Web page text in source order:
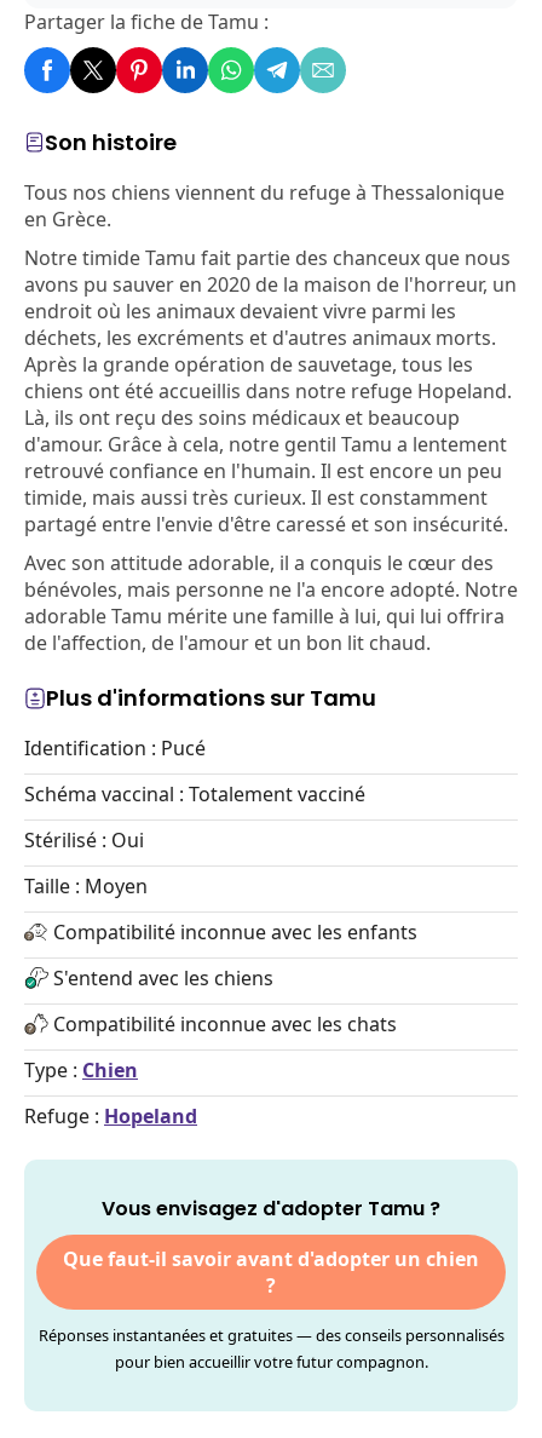
Son histoire
Tous nos chiens viennent du refuge à Thessalonique
en Grèce.
Notre timide Tamu fait partie des chanceux que nous
avons pu sauver en 2020 de la maison de l'horreur, un
endroit où les animaux devaient vivre parmi les
déchets, les excréments et d'autres animaux morts.
Après la grande opération de sauvetage, tous les
chiens ont été accueillis dans notre refuge Hopeland.
Là, ils ont reçu des soins médicaux et beaucoup
d'amour. Grâce à cela, notre gentil Tamu a lentement
retrouvé confiance en l'humain. Il est encore un peu
timide, mais aussi très curieux. Il est constamment
partagé entre l'envie d'être caressé et son insécurité.
Avec son attitude adorable, il a conquis le cœur des
bénévoles, mais personne ne l'a encore adopté. Notre
adorable Tamu mérite une famille à lui, qui lui offrira
de l'affection, de l'amour et un bon lit chaud.
Plus d'informations sur Tamu
Identification : Pucé
Schéma vaccinal : Totalement vacciné
Stérilisé : Oui
Taille : Moyen
Compatibilité inconnue avec les enfants
S'entend avec les chiens
Compatibilité inconnue avec les chats
Type : Chien
Refuge : Hopeland
Vous envisagez d'adopter Tamu ?
Que faut-il savoir avant d'adopter un chien
?
Réponses instantanées et gratuites — des conseils personnalisés
pour bien accueillir votre futur compagnon.
Partager la fiche de Tamu :